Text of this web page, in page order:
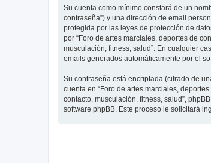
Su cuenta como mínimo constará de un
contraseña”) y una dirección de email
protegida por las leyes de protección de
por “Foro de artes marciales, deportes de
musculación, fitness, salud”. En cualquier
emails generados automáticamente por el
Su contraseña está encriptada (cifrado de
cuenta en “Foro de artes marciales,
contacto, musculación, fitness, salud”,
software phpBB. Este proceso le solicitará